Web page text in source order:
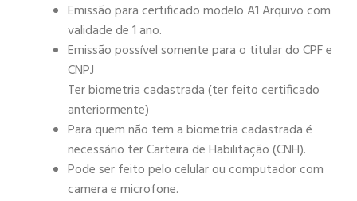
Emissão para certificado modelo A1 Arquivo com
validade de 1 ano.
Emissão possível somente para o titular do CPF e
CNPJ
Ter biometria cadastrada (ter feito certificado
anteriormente)
Para quem não tem a biometria cadastrada é
necessário ter Carteira de Habilitação (CNH).
Pode ser feito pelo celular ou computador com
camera e microfone.